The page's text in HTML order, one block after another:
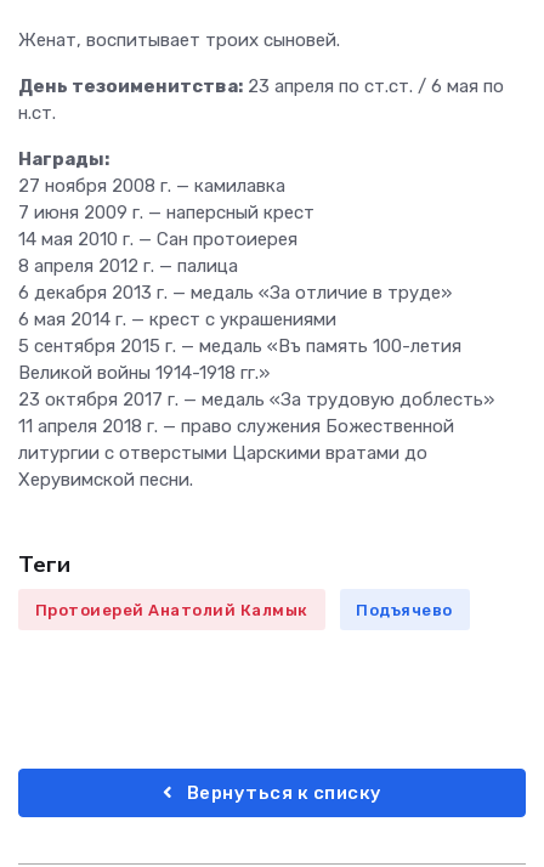
Женат, воспитывает троих сыновей.
День тезоименитства: 23 апреля по ст.ст. / 6 мая по
н.ст.
Награды:
27 ноября 2008 г. — камилавка
7 июня 2009 г. — наперсный крест
14 мая 2010 г. — Сан протоиерея
8 апреля 2012 г. — палица
6 декабря 2013 г. — медаль «За отличие в труде»
6 мая 2014 г. — крест с украшениями
5 сентября 2015 г. — медаль «Въ память 100-летия
Великой войны 1914-1918 гг.»
23 октября 2017 г. — медаль «За трудовую доблесть»
11 апреля 2018 г. — право служения Божественной
литургии с отверстыми Царскими вратами до
Херувимской песни.
Теги
Протоиерей Анатолий Калмык Подъячево
Вернуться к списку